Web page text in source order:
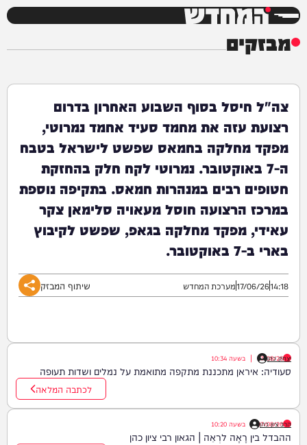
המחדש
מבזקים
צה"ל חיסל בסוף השבוע האחרון בדרום
רצועת עזה את מחמד סעיד אחמד נמרוטי,
מפקד מחלקה בחמאס שפשט לישראל בטבח
ה-7 באוקטובר. נמרוטי לקח חלק בהחזקת
חטופים רבים במנהרות חמאס. בתקיפה נוספת
במרכז הרצועה חוסל מעאויה סלימאן צקר
עאידי, מפקד מחלקה בגאפ, שפשט לקיבוץ
בארי ב-7 באוקטובר.
14:18
17/06/26מערכת המחדש שיתוף המבזק
יצחק כהן
07/08/26
| בשעה 10:34
סעודיה: איראן מתכננת מתקפה מתואמת על נמלים ושדות תעופה
לכתבה המלאה
הרב ציון כהן
07/08/26
| בשעה 10:20
ההבדל בין רָאָה לרְאֵה | הגאון רבי ציון כהן